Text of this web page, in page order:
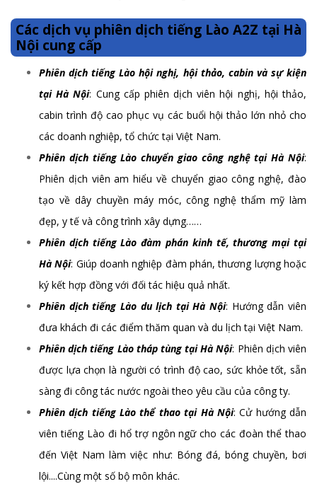
Các dịch vụ phiên dịch tiếng Lào A2Z tại Hà
Nội cung cấp
Phiên dịch tiếng Lào hội nghị, hội thảo, cabin và sự kiện
tại Hà Nội: Cung cấp phiên dịch viên hội nghị, hội thảo,
cabin trình độ cao phục vụ các buổi hội thảo lớn nhỏ cho
các doanh nghiệp, tổ chức tại Việt Nam.
Phiên dịch tiếng Lào chuyển giao công nghệ tại Hà Nội:
Phiên dịch viên am hiểu về chuyển giao công nghệ, đào
tạo về dây chuyền máy móc, công nghệ thẩm mỹ làm
đẹp, y tế và công trình xây dựng……
Phiên dịch tiếng Lào đàm phán kinh tế, thương mại tại
Hà Nội: Giúp doanh nghiệp đàm phán, thương lượng hoặc
ký kết hợp đồng với đối tác hiệu quả nhất.
Phiên dịch tiếng Lào du lịch tại Hà Nội: Hướng dẫn viên
đưa khách đi các điểm thăm quan và du lịch tại Việt Nam.
Phiên dịch tiếng Lào tháp tùng tại Hà Nội: Phiên dịch viên
được lựa chọn là người có trình độ cao, sức khỏe tốt, sẵn
sàng đi công tác nước ngoài theo yêu cầu của công ty.
Phiên dịch tiếng Lào thể thao tại Hà Nội: Cử hướng dẫn
viên tiếng Lào đi hổ trợ ngôn ngữ cho các đoàn thể thao
đến Việt Nam làm việc như: Bóng đá, bóng chuyền, bơi
lội....Cùng một số bộ môn khác.